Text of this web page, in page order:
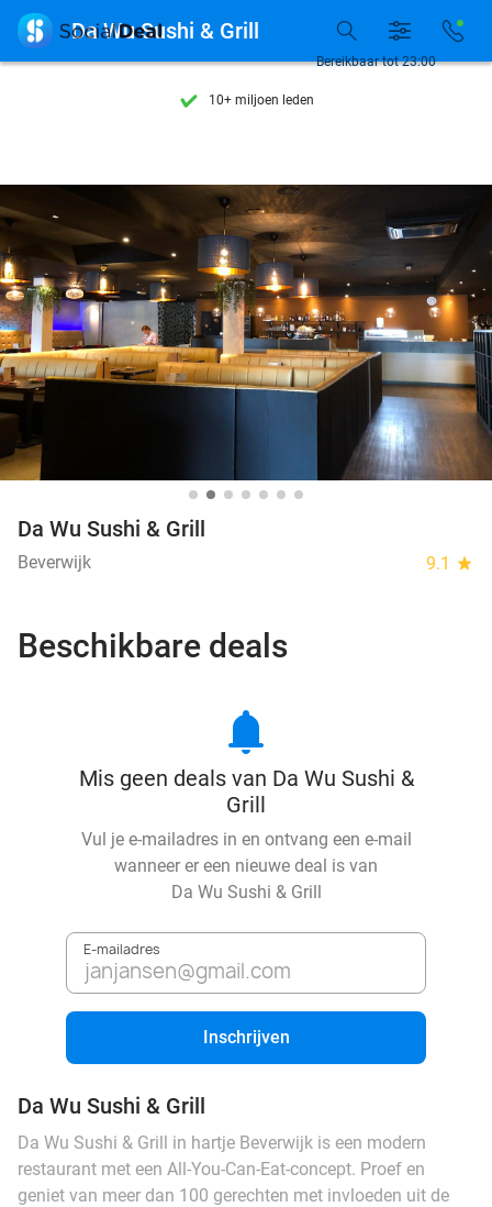
7 dagen per week beschikbaar
10+ miljoen leden
7 dagen per week beschikbaar
10+ miljoen leden
Bereikbaar tot 23:00
 Da Wu Sushi & Grill
Da Wu Sushi & Grill
Beverwijk 9.1 star
Beschikbare deals
notifications
Mis geen deals van Da Wu Sushi &
Grill
Vul je e-mailadres in en ontvang een e-mail
wanneer er een nieuwe deal is van
Da Wu Sushi & Grill
E-mailadres
Inschrijven
Da Wu Sushi & Grill
Da Wu Sushi & Grill in hartje Beverwijk is een modern
restaurant met een All-You-Can-Eat-concept. Proef en
geniet van meer dan 100 gerechten met invloeden uit de